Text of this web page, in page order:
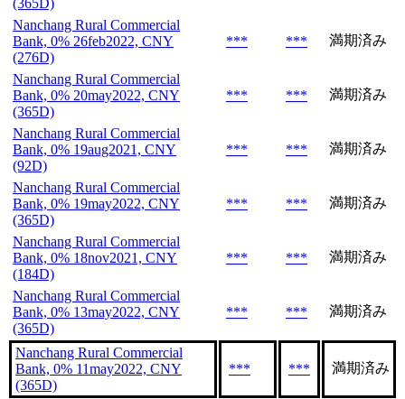
(365D)
Nanchang Rural Commercial
Bank, 0% 26feb2022, CNY
(276D)
*** *** 満期済み
Nanchang Rural Commercial
Bank, 0% 20may2022, CNY
(365D)
*** *** 満期済み
Nanchang Rural Commercial
Bank, 0% 19aug2021, CNY
(92D)
*** *** 満期済み
Nanchang Rural Commercial
Bank, 0% 19may2022, CNY
(365D)
*** *** 満期済み
Nanchang Rural Commercial
Bank, 0% 18nov2021, CNY
(184D)
*** *** 満期済み
Nanchang Rural Commercial
Bank, 0% 13may2022, CNY
(365D)
*** *** 満期済み
Nanchang Rural Commercial
Bank, 0% 11may2022, CNY
(365D)
*** *** 満期済み